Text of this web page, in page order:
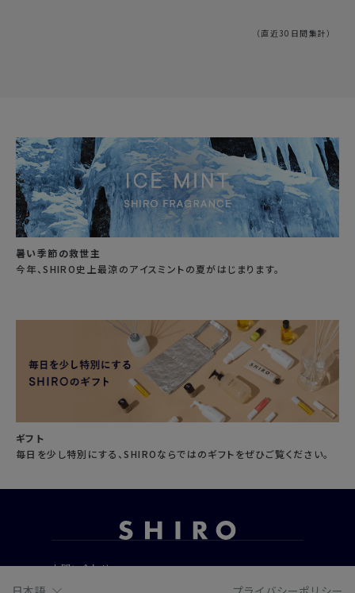
（直近30日間集計）
暑い季節の救世主
今年、SHIRO史上最涼のアイスミントの夏がはじまります。
ギフト
毎日を少し特別にする、SHIROならではのギフトをぜひご覧ください。
お問い合わせ
ご利用ガイド